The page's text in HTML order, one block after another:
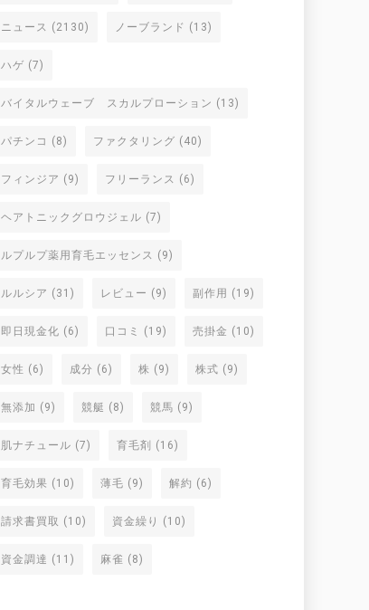
ニュース (2130) ノーブランド (13)
ハゲ (7)
バイタルウェーブ スカルプローション (13)
パチンコ (8) ファクタリング (40)
フィンジア (9) フリーランス (6)
ヘアトニックグロウジェル (7)
ルプルプ薬用育毛エッセンス (9)
ルルシア (31) レビュー (9) 副作用 (19)
即日現金化 (6) 口コミ (19) 売掛金 (10)
女性 (6) 成分 (6) 株 (9) 株式 (9)
無添加 (9) 競艇 (8) 競馬 (9)
肌ナチュール (7) 育毛剤 (16)
育毛効果 (10) 薄毛 (9) 解約 (6)
請求書買取 (10) 資金繰り (10)
資金調達 (11) 麻雀 (8)